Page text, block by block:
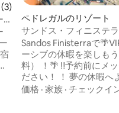
3件、5つ星中4.67つ星の
ペドレガルのリゾート
サンドス・フィニステ
ルーシブリゾート | お子
Sandos Finisterraで
ーシブの休暇を楽しも
料） ！🌴 ‼予約前に️メ
ださい！ ！️ 夢の休暇へようこそ。 ファミ
リーに最適な、高評価の
価格 · 家族 · チェックイ